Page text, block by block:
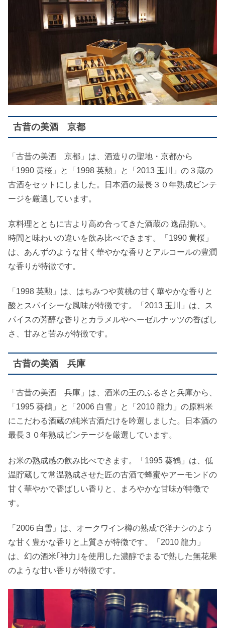
古昔の美酒 京都
「古昔の美酒 京都」は、酒造りの聖地・京都から
「1990 黄桜」と「1998 英勲」と「2013 玉川」の３蔵の
古酒をセットにしました。日本酒の最長３０年熟成ビンテ
ージを厳選しています。
京料理とともに古より高め合ってきた酒蔵の 逸品揃い。
時間と味わいの違いを飲み比べできます。「1990 黄桜」
は、あんずのような甘く華やかな香りとアルコールの豊潤
な香りが特徴です。
「1998 英勲」は、はちみつや黄桃の甘く華やかな香りと
酸とスパイシーな風味が特徴です。「2013 玉川」は、ス
パイスの芳醇な香りとカラメルやヘーゼルナッツの香ばし
さ、甘みと苦みが特徴です。
古昔の美酒 兵庫
「古昔の美酒 兵庫」は、酒米の王のふるさと兵庫から、
「1995 葵鶴」と「2006 白雪」と「2010 龍力」の原料米
にこだわる酒蔵の純米古酒だけを吟選しました。日本酒の
最長３０年熟成ビンテージを厳選しています。
お米の熟成感の飲み比べできます。「1995 葵鶴」は、低
温貯蔵して常温熟成させた匠の古酒で蜂蜜やアーモンドの
甘く華やかで香ばしい香りと、まろやかな甘味が特徴で
す。
「2006 白雪」は、オークワイン樽の熟成で洋ナシのよう
な甘く豊かな香りと上質さが特徴です。「2010 龍力」
は、幻の酒米｢神力｣を使用した濃醇でまるで熟した無花果
のような甘い香りが特徴です。